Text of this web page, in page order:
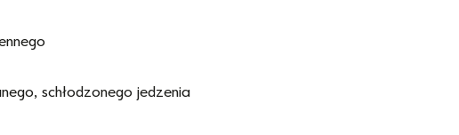
schłodzonego jedzenia